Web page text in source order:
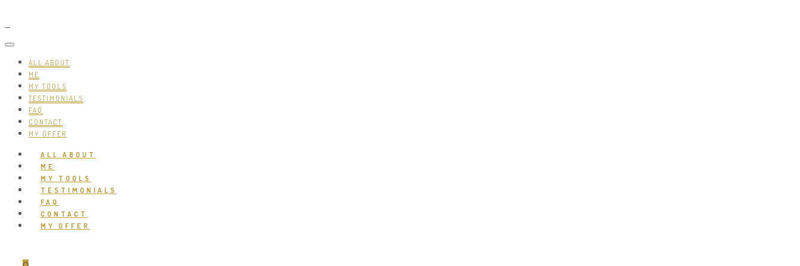
ALL ABOUT
ME
MY TOOLS
TESTIMONIALS
FAQ
CONTACT
MY OFFER
ALL ABOUT
ME
MY TOOLS
TESTIMONIALS
FAQ
CONTACT
MY OFFER